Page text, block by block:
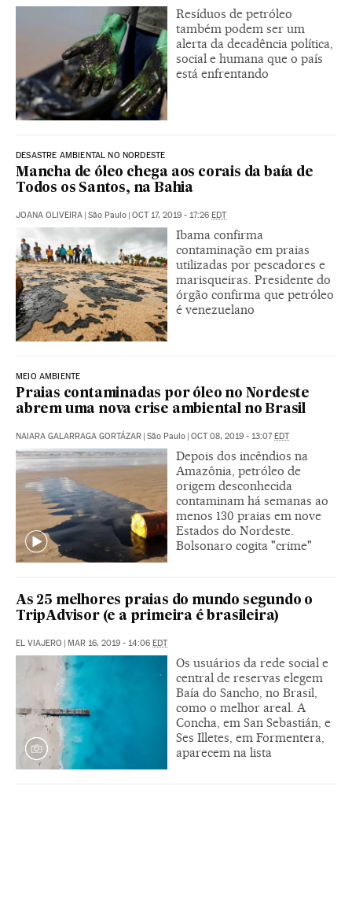
Resíduos de petróleo
também podem ser um
alerta da decadência política,
social e humana que o país
está enfrentando
DESASTRE AMBIENTAL NO NORDESTE
Mancha de óleo chega aos corais da baía de
Todos os Santos, na Bahia
JOANA OLIVEIRA | São Paulo | OCT 17, 2019 - 17:26 EDT
Ibama confirma
contaminação em praias
utilizadas por pescadores e
marisqueiras. Presidente do
órgão confirma que petróleo
é venezuelano
MEIO AMBIENTE
Praias contaminadas por óleo no Nordeste
abrem uma nova crise ambiental no Brasil
NAIARA GALARRAGA GORTÁZAR | São Paulo | OCT 08, 2019 - 13:07EDT
Depois dos incêndios na
Amazônia, petróleo de
origem desconhecida
contaminam há semanas ao
menos 130 praias em nove
Estados do Nordeste.
Bolsonaro cogita "crime"
As 25 melhores praias do mundo segundo o
TripAdvisor (e a primeira é brasileira)
EL VIAJERO | MAR 16, 2019 - 14:06 EDT
Os usuários da rede social e
central de reservas elegem
Baía do Sancho, no Brasil,
como o melhor areal. A
Concha, em San Sebastián, e
Ses Illetes, em Formentera,
aparecem na lista